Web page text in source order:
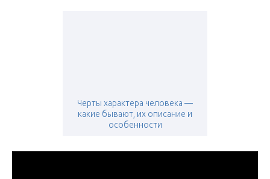
Черты характера человека —
какие бывают, их описание и
особенности